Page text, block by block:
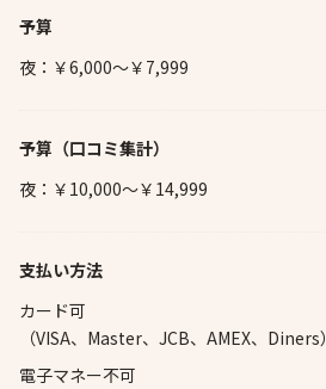
予算
夜：￥6,000～￥7,999
予算 （口コミ集計）
夜：￥10,000～￥14,999
支払い方法
カード可
（VISA、Master、JCB、AMEX、Diners）
電子マネー不可